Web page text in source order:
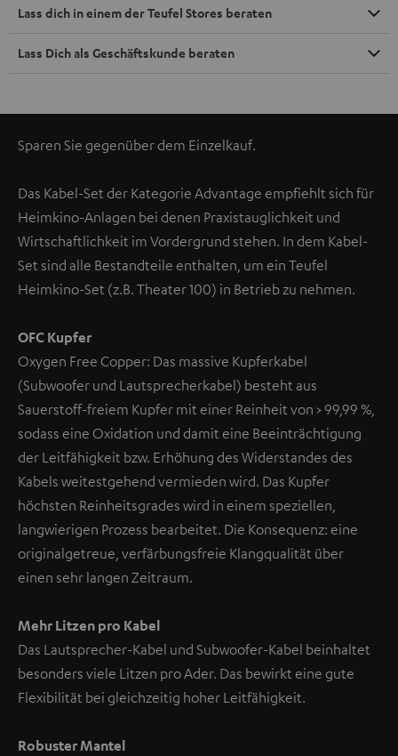
Lass dich in einem der Teufel Stores beraten
Lass Dich als Geschäftskunde beraten
Sparen Sie gegenüber dem Einzelkauf.
Das Kabel-Set der Kategorie Advantage empfiehlt sich für
Heimkino-Anlagen bei denen Praxistauglichkeit und
Wirtschaftlichkeit im Vordergrund stehen. In dem Kabel-
Set sind alle Bestandteile enthalten, um ein Teufel
Heimkino-Set (z.B. Theater 100) in Betrieb zu nehmen.
OFC Kupfer
Oxygen Free Copper: Das massive Kupferkabel
(Subwoofer und Lautsprecherkabel) besteht aus
Sauerstoff-freiem Kupfer mit einer Reinheit von > 99,99 %,
sodass eine Oxidation und damit eine Beeinträchtigung
der Leitfähigkeit bzw. Erhöhung des Widerstandes des
Kabels weitestgehend vermieden wird. Das Kupfer
höchsten Reinheitsgrades wird in einem speziellen,
langwierigen Prozess bearbeitet. Die Konsequenz: eine
originalgetreue, verfärbungsfreie Klangqualität über
einen sehr langen Zeitraum.
Mehr Litzen pro Kabel
Das Lautsprecher-Kabel und Subwoofer-Kabel beinhaltet
besonders viele Litzen pro Ader. Das bewirkt eine gute
Flexibilität bei gleichzeitig hoher Leitfähigkeit.
Robuster Mantel